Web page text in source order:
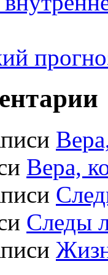
Вера,
Следы